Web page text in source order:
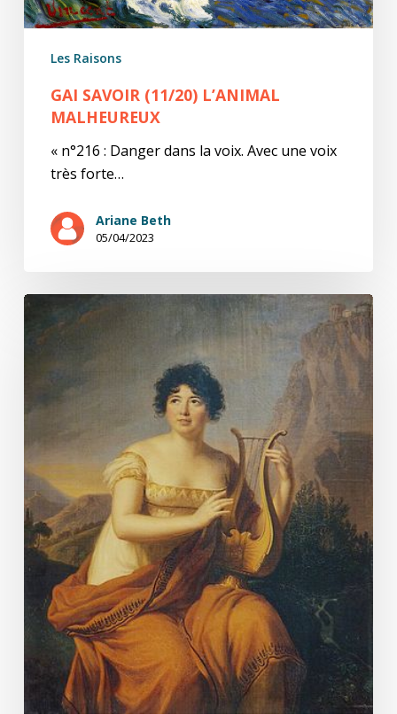
Les Raisons
GAI SAVOIR (11/20) L’ANIMAL
MALHEUREUX
« n°216 : Danger dans la voix. Avec une voix
très forte…
Ariane Beth
05/04/2023
L’indépendante
(5/5)
sages